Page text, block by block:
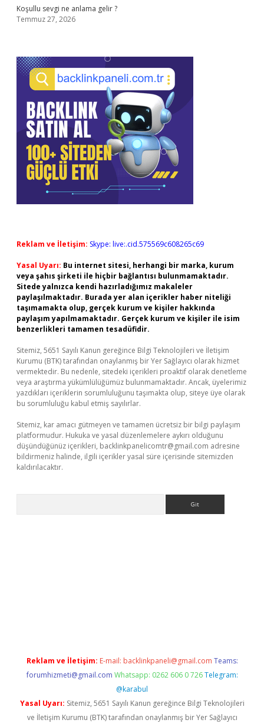
Koşullu sevgi ne anlama gelir ?
Temmuz 27, 2026
Reklam ve İletişim: Skype: live:.cid.575569c608265c69
Yasal Uyarı: Bu internet sitesi, herhangi bir marka, kurum
veya şahıs şirketi ile hiçbir bağlantısı bulunmamaktadır.
Sitede yalnızca kendi hazırladığımız makaleler
paylaşılmaktadır. Burada yer alan içerikler haber niteliği
taşımamakta olup, gerçek kurum ve kişiler hakkında
paylaşım yapılmamaktadır. Gerçek kurum ve kişiler ile isim
benzerlikleri tamamen tesadüfidir.
Sitemiz, 5651 Sayılı Kanun gereğince Bilgi Teknolojileri ve İletişim
Kurumu (BTK) tarafından onaylanmış bir Yer Sağlayıcı olarak hizmet
vermektedir. Bu nedenle, sitedeki içerikleri proaktif olarak denetleme
veya araştırma yükümlülüğümüz bulunmamaktadır. Ancak, üyelerimiz
yazdıkları içeriklerin sorumluluğunu taşımakta olup, siteye üye olarak
bu sorumluluğu kabul etmiş sayılırlar.
Sitemiz, kar amacı gütmeyen ve tamamen ücretsiz bir bilgi paylaşım
platformudur. Hukuka ve yasal düzenlemelere aykırı olduğunu
düşündüğünüz içerikleri, backlinkpanelicomtr@gmail.com adresine
bildirmeniz halinde, ilgili içerikler yasal süre içerisinde sitemizden
kaldırılacaktır.
Reklam ve İletişim: E-mail: backlinkpaneli@gmail.com Teams:
forumhizmeti@gmail.com Whatsapp: 0262 606 0 726 Telegram:
@karabul
Yasal Uyarı: Sitemiz, 5651 Sayılı Kanun gereğince Bilgi Teknolojileri
ve İletişim Kurumu (BTK) tarafından onaylanmış bir Yer Sağlayıcı